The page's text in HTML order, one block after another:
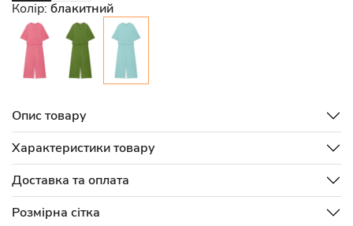
Колір: блакитний
Опис товару
Характеристики товару
Доставка та оплата
Розмірна сітка